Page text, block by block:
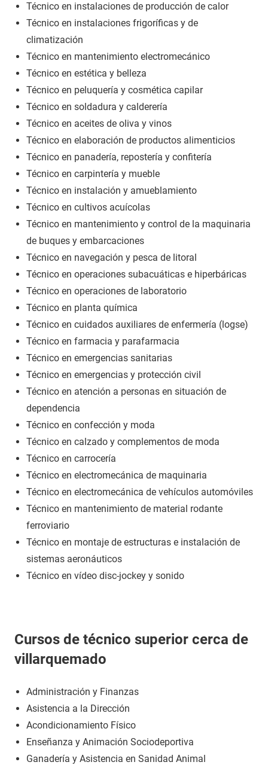
Técnico en instalaciones de producción de calor
Técnico en instalaciones frigoríficas y de
climatización
Técnico en mantenimiento electromecánico
Técnico en estética y belleza
Técnico en peluquería y cosmética capilar
Técnico en soldadura y calderería
Técnico en aceites de oliva y vinos
Técnico en elaboración de productos alimenticios
Técnico en panadería, repostería y confitería
Técnico en carpintería y mueble
Técnico en instalación y amueblamiento
Técnico en cultivos acuícolas
Técnico en mantenimiento y control de la maquinaria
de buques y embarcaciones
Técnico en navegación y pesca de litoral
Técnico en operaciones subacuáticas e hiperbáricas
Técnico en operaciones de laboratorio
Técnico en planta química
Técnico en cuidados auxiliares de enfermería (logse)
Técnico en farmacia y parafarmacia
Técnico en emergencias sanitarias
Técnico en emergencias y protección civil
Técnico en atención a personas en situación de
dependencia
Técnico en confección y moda
Técnico en calzado y complementos de moda
Técnico en carrocería
Técnico en electromecánica de maquinaria
Técnico en electromecánica de vehículos automóviles
Técnico en mantenimiento de material rodante
ferroviario
Técnico en montaje de estructuras e instalación de
sistemas aeronáuticos
Técnico en vídeo disc-jockey y sonido
Cursos de técnico superior cerca de
villarquemado
Administración y Finanzas
Asistencia a la Dirección
Acondicionamiento Físico
Enseñanza y Animación Sociodeportiva
Ganadería y Asistencia en Sanidad Animal